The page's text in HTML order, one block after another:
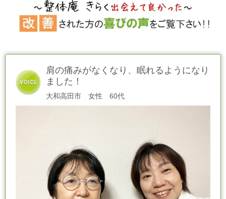
肩の痛みがなくなり、眠れるようになり
ました！
大和高田市 女性 60代